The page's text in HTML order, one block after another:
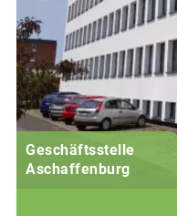
Geschäftsstelle
Aschaffenburg